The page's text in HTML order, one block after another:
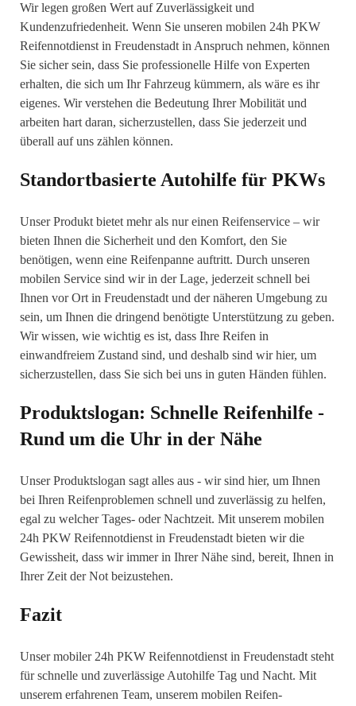
Wir legen großen Wert auf Zuverlässigkeit und
Kundenzufriedenheit. Wenn Sie unseren mobilen 24h PKW
Reifennotdienst in Freudenstadt in Anspruch nehmen, können
Sie sicher sein, dass Sie professionelle Hilfe von Experten
erhalten, die sich um Ihr Fahrzeug kümmern, als wäre es ihr
eigenes. Wir verstehen die Bedeutung Ihrer Mobilität und
arbeiten hart daran, sicherzustellen, dass Sie jederzeit und
überall auf uns zählen können.
Standortbasierte Autohilfe für PKWs
Unser Produkt bietet mehr als nur einen Reifenservice – wir
bieten Ihnen die Sicherheit und den Komfort, den Sie
benötigen, wenn eine Reifenpanne auftritt. Durch unseren
mobilen Service sind wir in der Lage, jederzeit schnell bei
Ihnen vor Ort in Freudenstadt und der näheren Umgebung zu
sein, um Ihnen die dringend benötigte Unterstützung zu geben.
Wir wissen, wie wichtig es ist, dass Ihre Reifen in
einwandfreiem Zustand sind, und deshalb sind wir hier, um
sicherzustellen, dass Sie sich bei uns in guten Händen fühlen.
Produktslogan: Schnelle Reifenhilfe -
Rund um die Uhr in der Nähe
Unser Produktslogan sagt alles aus - wir sind hier, um Ihnen
bei Ihren Reifenproblemen schnell und zuverlässig zu helfen,
egal zu welcher Tages- oder Nachtzeit. Mit unserem mobilen
24h PKW Reifennotdienst in Freudenstadt bieten wir die
Gewissheit, dass wir immer in Ihrer Nähe sind, bereit, Ihnen in
Ihrer Zeit der Not beizustehen.
Fazit
Unser mobiler 24h PKW Reifennotdienst in Freudenstadt steht
für schnelle und zuverlässige Autohilfe Tag und Nacht. Mit
unserem erfahrenen Team, unserem mobilen Reifen-